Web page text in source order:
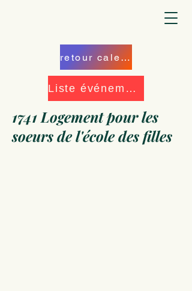
retour calendrier
Liste événements
1741 Logement pour les
soeurs de l'école des filles